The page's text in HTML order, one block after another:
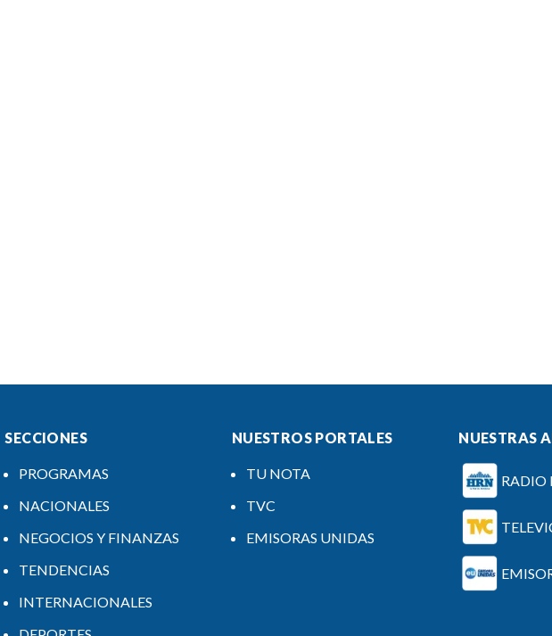
SECCIONES
PROGRAMAS
NACIONALES
NEGOCIOS Y FINANZAS
TENDENCIAS
INTERNACIONALES
NUESTROS PORTALES
TU NOTA
TVC
EMISORAS UNIDAS
NUESTRAS
RADIO